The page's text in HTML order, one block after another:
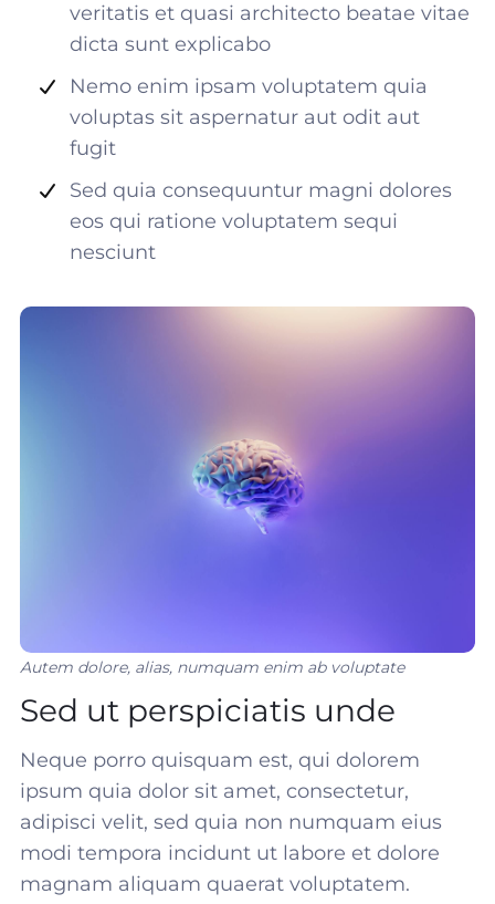
veritatis et quasi architecto beatae vitae
dicta sunt explicabo
Nemo enim ipsam voluptatem quia
voluptas sit aspernatur aut odit aut
fugit
Sed quia consequuntur magni dolores
eos qui ratione voluptatem sequi
nesciunt
Autem dolore, alias, numquam enim ab voluptate
Sed ut perspiciatis unde
Neque porro quisquam est, qui dolorem
ipsum quia dolor sit amet, consectetur,
adipisci velit, sed quia non numquam eius
modi tempora incidunt ut labore et dolore
magnam aliquam quaerat voluptatem.